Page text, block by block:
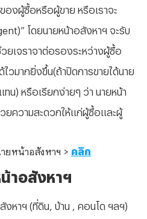
องผู้ซื้อหรือผู้ขาย หรือเราจะ
โดยนายหน้าอสังหาฯ จะรับ
ยเจราจาต่อรองระหว่างผู้ซื้อ
ไวมากยิ่งขึ้น(ถ้าปิดการขายได้นาย
น) หรือเรียกง่ายๆ ว่า นายหน้า
ยความสะดวกให้แก่ผู้ซื้อและผู้
ยหน้าอสังหาฯ > คลิก
าอสังหาฯ
งหาฯ (ที่ดิน, บ้าน , คอนโด ฯลฯ)